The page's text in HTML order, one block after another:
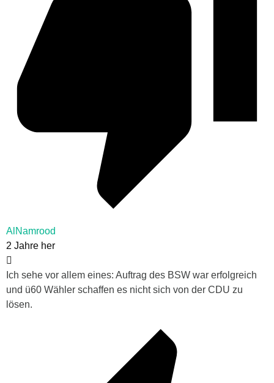
AlNamrood
2 Jahre her
Ich sehe vor allem eines: Auftrag des BSW war erfolgreich
und ü60 Wähler schaffen es nicht sich von der CDU zu
lösen.